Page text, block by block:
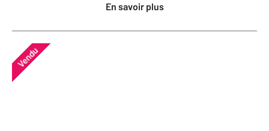
En savoir plus
Vendu